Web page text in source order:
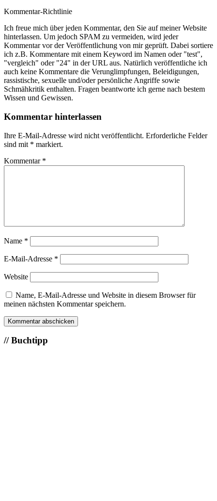
Kommentar-Richtlinie
Ich freue mich über jeden Kommentar, den Sie auf meiner Website
hinterlassen. Um jedoch SPAM zu vermeiden, wird jeder
Kommentar vor der Veröffentlichung von mir geprüft. Dabei sortiere
ich z.B. Kommentare mit einem Keyword im Namen oder "test",
"vergleich" oder "24" in der URL aus. Natürlich veröffentliche ich
auch keine Kommentare die Verunglimpfungen, Beleidigungen,
rassistische, sexuelle und/oder persönliche Angriffe sowie
Schmähkritik enthalten. Fragen beantworte ich gerne nach bestem
Wissen und Gewissen.
Kommentar hinterlassen
Ihre E-Mail-Adresse wird nicht veröffentlicht. Erforderliche Felder
sind mit * markiert.
Kommentar *
Name *
E-Mail-Adresse *
Website
Name, E-Mail-Adresse und Website in diesem Browser für
meinen nächsten Kommentar speichern.
Seitenspalte
// Buchtipp